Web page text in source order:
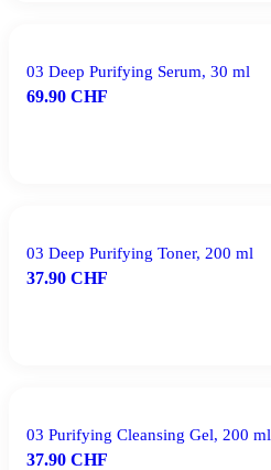
03 Deep Purifying Serum, 30 ml
69.90 CHF
03 Deep Purifying Toner, 200 ml
37.90 CHF
03 Purifying Cleansing Gel, 200 ml
37.90 CHF